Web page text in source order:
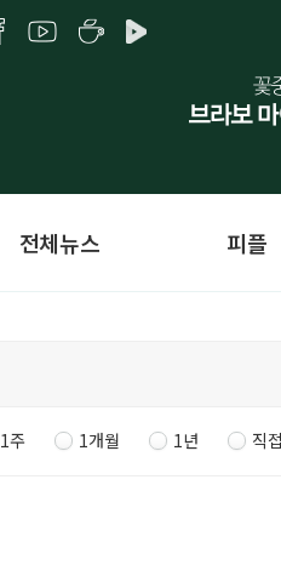
전체뉴스 피플
1주 1개월 1년 직